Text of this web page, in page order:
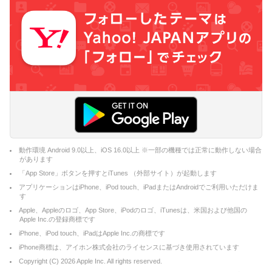
動作環境 Android 9.0以上、iOS 16.0以上 ※一部の機種では正常に動作しない場合
があります
「App Store」ボタンを押すとiTunes （外部サイト）が起動します
アプリケーションはiPhone、iPod touch、iPadまたはAndroidでご利用いただけま
す
Apple、Appleのロゴ、App Store、iPodのロゴ、iTunesは、米国および他国の
Apple Inc.の登録商標です
iPhone、iPod touch、iPadはApple Inc.の商標です
iPhone商標は、アイホン株式会社のライセンスに基づき使用されています
Copyright (C) 2026Apple Inc. All rights reserved.